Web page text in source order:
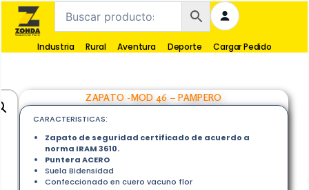
Industria Rural Aventura Deporte Cargar Pedido
ZAPATO -MOD 46 – PAMPERO
CARACTERISTICAS:
Zapato de seguridad certificado de acuerdo a
norma IRAM 3610.
Puntera ACERO
Suela Bidensidad
Confeccionado en cuero vacuno flor